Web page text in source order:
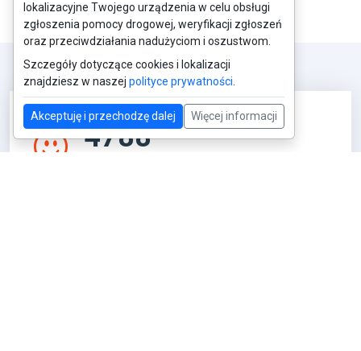
4788
lokalizacyjne Twojego urządzenia w celu obsługi
zgłoszenia pomocy drogowej, weryfikacji zgłoszeń
oraz przeciwdziałania nadużyciom i oszustwom.
Szczegóły dotyczące cookies i lokalizacji
znajdziesz w naszej polityce prywatności
Akceptuję i przechodzę dalej Więcej informacji